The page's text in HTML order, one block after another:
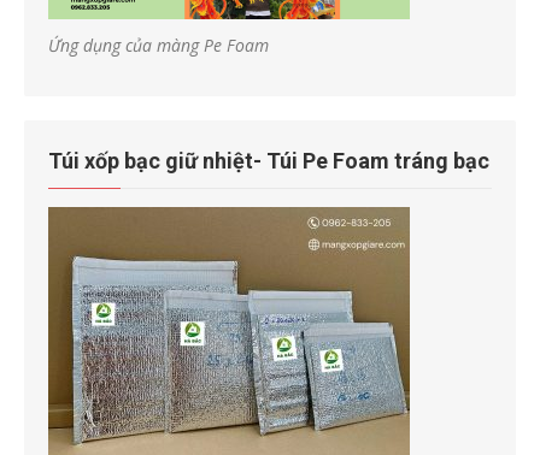
Ứng dụng của màng Pe Foam
Túi xốp bạc giữ nhiệt- Túi Pe Foam tráng bạc